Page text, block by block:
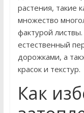
растения, такие
множество
фактурой
естественный
дорожками, а
красок и текстур.
Как